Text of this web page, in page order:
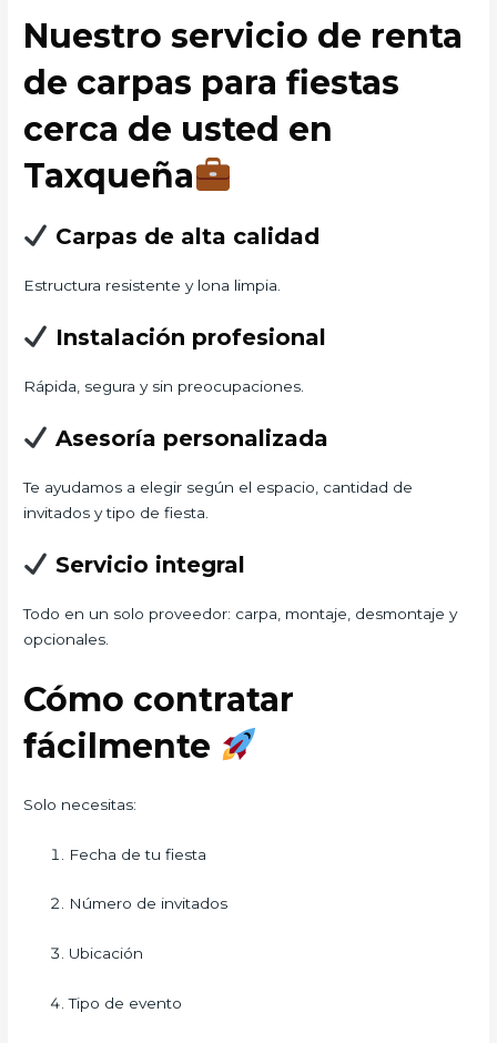
Nuestro servicio de renta
de carpas para fiestas
cerca de usted en
Taxqueña
Carpas de alta calidad
Estructura resistente y lona limpia.
Instalación profesional
Rápida, segura y sin preocupaciones.
Asesoría personalizada
Te ayudamos a elegir según el espacio, cantidad de
invitados y tipo de fiesta.
Servicio integral
Todo en un solo proveedor: carpa, montaje, desmontaje y
opcionales.
Cómo contratar
fácilmente
Solo necesitas:
Fecha de tu fiesta
Número de invitados
Ubicación
Tipo de evento